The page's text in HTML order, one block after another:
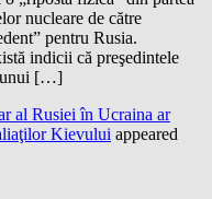
nucleare de către
pentru Rusia.
indicii că preşedintele
unui […]
al Rusiei în Ucraina ar
Kievului appeared